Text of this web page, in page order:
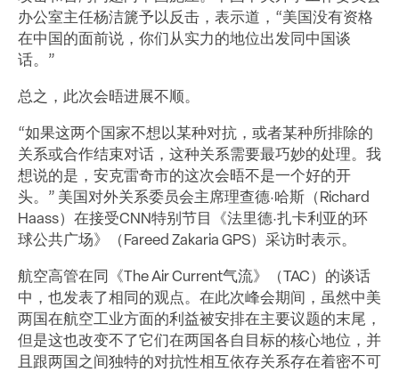
办公室主任杨洁篪予以反击，表示道，“美国没有资格
在中国的面前说，你们从实力的地位出发同中国谈
话。”
总之，此次会晤进展不顺。
“如果这两个国家不想以某种对抗，或者某种所排除的
关系或合作结束对话，这种关系需要最巧妙的处理。我
想说的是，安克雷奇市的这次会晤不是一个好的开
头。” 美国对外关系委员会主席理查德·哈斯（Richard
Haass）在接受CNN特别节目《法里德·扎卡利亚的环
球公共广场》（Fareed Zakaria GPS）采访时表示。
航空高管在同《The Air Current气流》（TAC）的谈话
中，也发表了相同的观点。在此次峰会期间，虽然中美
两国在航空工业方面的利益被安排在主要议题的末尾，
但是这也改变不了它们在两国各自目标的核心地位，并
且跟两国之间独特的对抗性相互依存关系存在着密不可